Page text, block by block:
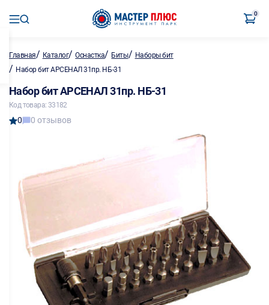
0
Главная/ Каталог/Оснастка/ Биты/ Наборы бит
/ Набор бит АРСЕНАЛ 31пр. НБ-31
Набор бит АРСЕНАЛ 31пр. НБ-31
Код товара: 33182
0 0 отзывов